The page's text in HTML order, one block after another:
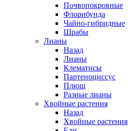
Почвопокровные
Флорибунда
Чайно-гибридные
Шрабы
Лианы
Назад
Лианы
Клематисы
Партеноциссус
Плющ
Разные лианы
Хвойные растения
Назад
Хвойные растения